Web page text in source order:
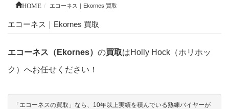
HOME エコーネス｜Ekornes 買取
エコーネス｜Ekornes 買取
エコーネス（Ekornes） の買取はHolly Hock（ホリホッ
ク）へお任せください！
「エコーネスの買取」なら、10年以上実績を積んでいる熟練バイヤーが